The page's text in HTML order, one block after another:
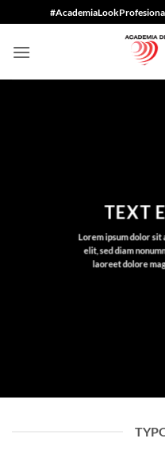
al
contenido
TEXT
Lorem ipsum dolor sit
elit, sed diam
laoreet dolore